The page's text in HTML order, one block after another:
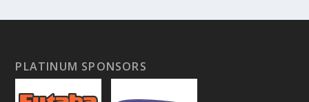
PLATINUM SPONSORS